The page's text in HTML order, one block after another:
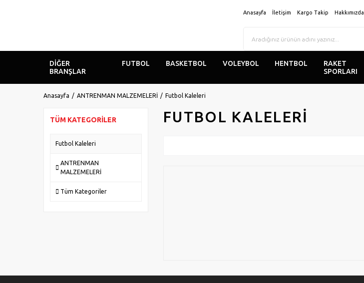
Anasayfa İletişim Kargo Takip Hakkımızda
DIĞER
BRANŞLAR
FUTBOL BASKETBOL VOLEYBOL HENTBOL
RAKET
SPORLARI
Anasayfa ANTRENMAN MALZEMELERİ Futbol Kaleleri
TÜM KATEGORILER
Futbol Kaleleri
ANTRENMAN
MALZEMELERİ
Tüm Kategoriler
FUTBOL KALELERİ